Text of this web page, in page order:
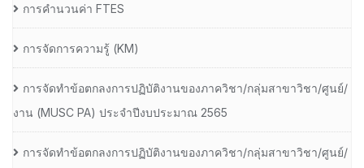
การคำนวนค่า FTES
การจัดการความรู้ (KM)
การจัดทำข้อตกลงการปฏิบัติงานของภาควิชา/กลุ่มสาขาวิชา/ศูนย์/
งาน (MUSC PA) ประจำปีงบประมาณ 2565
การจัดทำข้อตกลงการปฏิบัติงานของภาควิชา/กลุ่มสาขาวิชา/ศูนย์/